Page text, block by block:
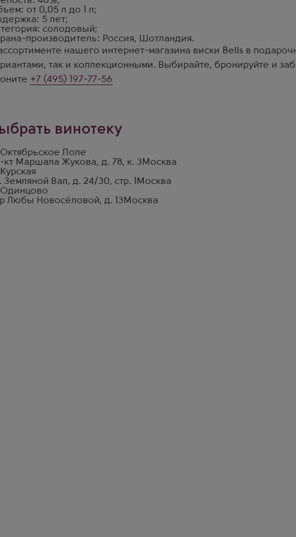
от 0,05 л до 1 л;
5 лет;
солодовый;
производитель: Россия, Шотландия.
нашего интернет-магазина виски Bells в
так и коллекционными. Выбирайте, бронируйте и
+7 (495) 197-77-56
винотеку
Поле
кт Маршала Жукова, д. 78, к. 3 Москва
Земляной Вал, д. 24/30, стр. 1
Москва
Любы Новосёловой, д. 13 Москва